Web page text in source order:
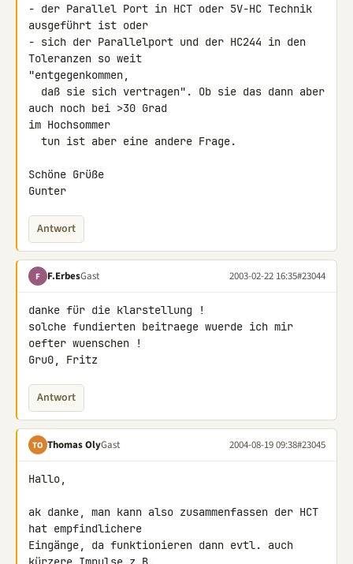
- der Parallel Port in HCT oder 5V-HC Technik
ausgeführt ist oder
- sich der Parallelport und der HC244 in den
Toleranzen so weit
"entgegenkommen,
auch noch bei >30 Grad
im Hochsommer
Schöne Grüße
Gunter
Antwort
F F.ErbesGast 2003-02-22 16:35#23044
danke für die klarstellung !
solche fundierten beitraege wuerde ich mir
oefter wuenschen !
Gru0, Fritz
Antwort
TO Thomas OlyGast 2004-08-19 09:38#23045
Hallo,
ak danke, man kann also zusammenfassen der HCT
hat empfindlichere
Eingänge, da funktionieren dann evtl. auch